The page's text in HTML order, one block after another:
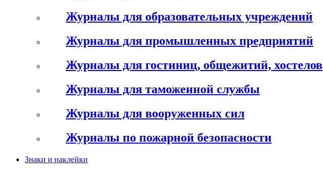
Журналы для образовательных учреждений
Журналы для промышленных предприятий
Журналы для гостиниц, общежитий, хостелов
Журналы для таможенной службы
Журналы для вооруженных сил
Журналы по пожарной безопасности
Знаки и наклейки